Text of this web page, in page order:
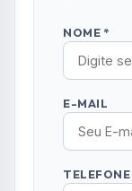
NOME *
E-MAIL
TELEFONE